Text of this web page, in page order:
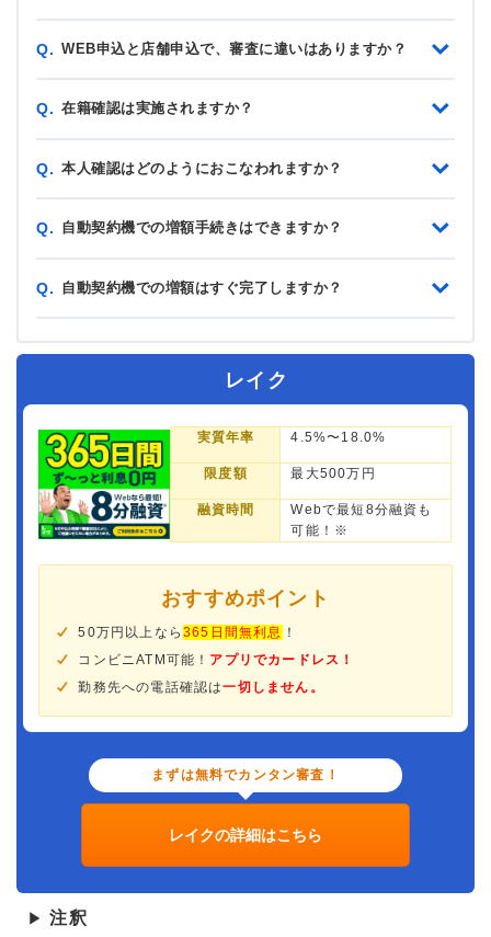
Q. WEB申込と店舗申込で、審査に違いはありますか？
Q. 在籍確認は実施されますか？
Q. 本人確認はどのようにおこなわれますか？
Q. 自動契約機での増額手続きはできますか？
Q. 自動契約機での増額はすぐ完了しますか？
レイク
実質年率 4.5%〜18.0%
限度額 最大500万円
融資時間
Webで最短8分融資も
可能！※
おすすめポイント
50万円以上なら365日間無利息
！
コンビニATM可能！ アプリでカードレス！
勤務先への電話確認は一切しません。
まずは無料でカンタン審査！
レイクの詳細はこちら
▶ 注釈